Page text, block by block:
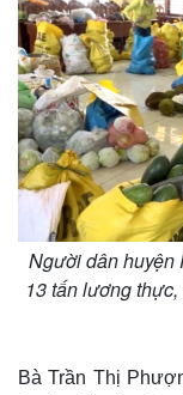
Người dân huyện
13 tấn lương
Bà Trần Thị